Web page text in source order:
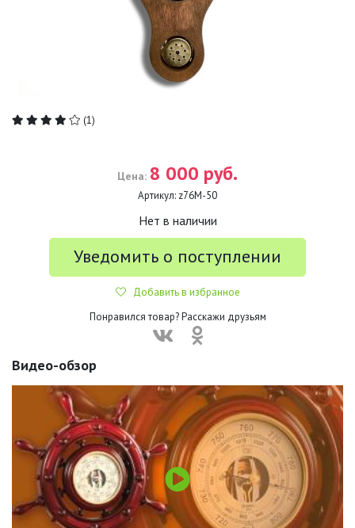
(1)
Цена: 8 000 руб.
Артикул: z76М-50
Нет в наличии
Уведомить о поступлении
Добавить в избранное
Понравился товар? Расскажи друзьям
Видео-обзор